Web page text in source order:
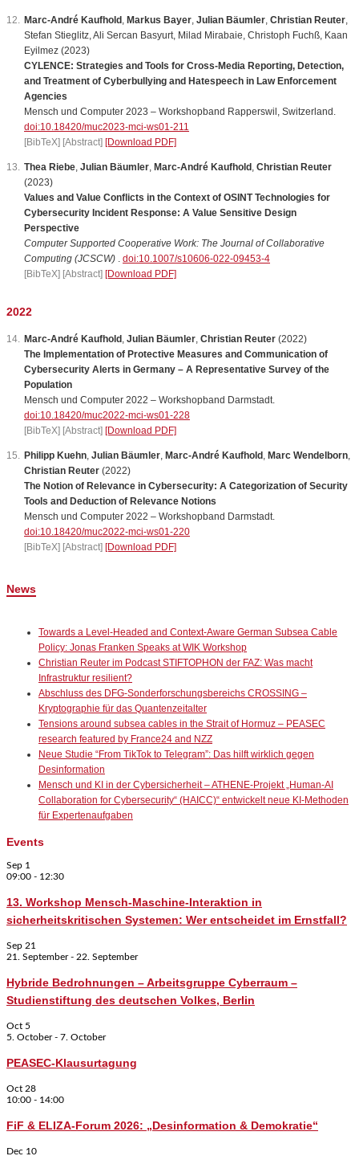
Marc-André Kaufhold Markus Bayer Julian Bäumler Christian Reuter
Stefan Stieglitz Ali Sercan Basyurt Milad Mirabaie Christoph Fuchß, Kaan
Eyilmez (2023)
CYLENCE: Strategies and Tools for Cross-Media Reporting, Detection,
and Treatment of Cyberbullying and Hatespeech in Law Enforcement
Agencies
Mensch und Computer 2023 – Workshopband Rapperswil, Switzerland.
doi:10.18420/muc2023-mci-ws01-211
[BibTeX] [Abstract] [Download PDF]
Thea Riebe Julian Bäumler Marc-André Kaufhold Christian Reuter
(2023)
Values and Value Conflicts in the Context of OSINT Technologies for
Cybersecurity Incident Response: A Value Sensitive Design
Perspective
Computer Supported Cooperative Work: The Journal of Collaborative
Computing (JCSCW)
doi:10.1007/s10606-022-09453-4
[BibTeX] [Abstract] [Download PDF]
2022
Marc-André Kaufhold Julian Bäumler Christian Reuter (2022)
The Implementation of Protective Measures and Communication of
Cybersecurity Alerts in Germany – A Representative Survey of the
Population
Mensch und Computer 2022 – Workshopband Darmstadt.
doi:10.18420/muc2022-mci-ws01-228
[BibTeX] [Abstract] [Download PDF]
Philipp Kuehn Julian Bäumler Marc-André Kaufhold Marc Wendelborn
Christian Reuter (2022)
The Notion of Relevance in Cybersecurity: A Categorization of Security
Tools and Deduction of Relevance Notions
Mensch und Computer 2022 – Workshopband Darmstadt.
doi:10.18420/muc2022-mci-ws01-220
[BibTeX] [Abstract] [Download PDF]
News
Towards a Level-Headed and Context-Aware German Subsea Cable
Policy: Jonas Franken Speaks at WIK Workshop
Christian Reuter im Podcast STIFTOPHON der FAZ: Was macht
Infrastruktur resilient?
Abschluss des DFG-Sonderforschungsbereichs CROSSING –
Kryptographie für das Quantenzeitalter
Tensions around subsea cables in the Strait of Hormuz – PEASEC
research featured by France24 and NZZ
Neue Studie “From TikTok to Telegram”: Das hilft wirklich gegen
Desinformation
Mensch und KI in der Cybersicherheit – ATHENE-Projekt „Human-AI
Collaboration for Cybersecurity“ (HAICC)“ entwickelt neue KI-Methoden
für Expertenaufgaben
Events
Sep 1
09:00 - 12:30
13. Workshop Mensch-Maschine-Interaktion in
sicherheitskritischen Systemen: Wer entscheidet im Ernstfall?
Sep 21
21. September- 22. September
Hybride Bedrohnungen – Arbeitsgruppe Cyberraum –
Studienstiftung des deutschen Volkes, Berlin
Oct 5
5. October- 7. October
PEASEC-Klausurtagung
Oct 28
10:00 - 14:00
FiF & ELIZA-Forum 2026: „Desinformation & Demokratie“
Dec 10